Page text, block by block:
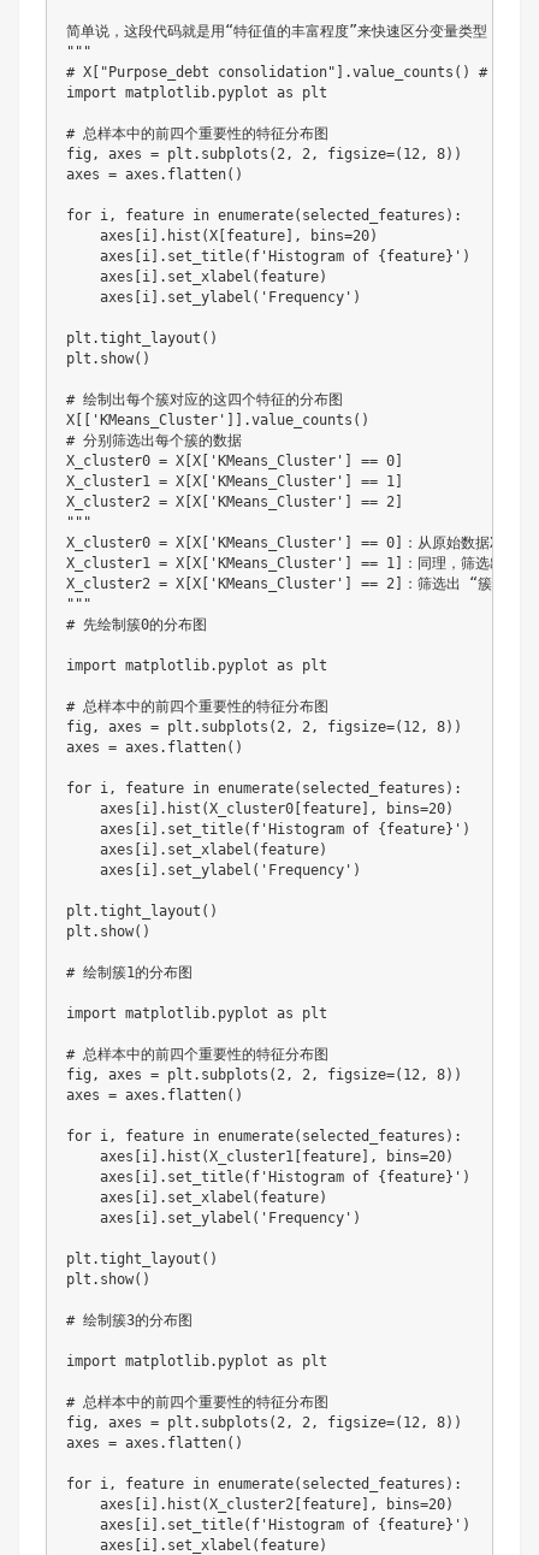
简单说，这段代码就是用“特征值的丰富程度”来快速区分变量类型，帮
"""
# X["Purpose_debt consolidation"].value_counts() # 统计每个
import matplotlib.pyplot as plt
# 总样本中的前四个重要性的特征分布图
fig, axes = plt.subplots(2, 2, figsize=(12, 8))
axes = axes.flatten()
for i, feature in enumerate(selected_features):
    axes[i].hist(X[feature], bins=20)
    axes[i].set_title(f'Histogram of {feature}')
    axes[i].set_xlabel(feature)
    axes[i].set_ylabel('Frequency')
plt.tight_layout()
plt.show()
# 绘制出每个簇对应的这四个特征的分布图
X[['KMeans_Cluster']].value_counts()
# 分别筛选出每个簇的数据
X_cluster0 = X[X['KMeans_Cluster'] == 0]
X_cluster1 = X[X['KMeans_Cluster'] == 1]
X_cluster2 = X[X['KMeans_Cluster'] == 2]
"""
X_cluster0 = X[X['KMeans_Cluster'] == 0]：从原始数据X中，筛
X_cluster1 = X[X['KMeans_Cluster'] == 1]：同理，筛选出 “簇
X_cluster2 = X[X['KMeans_Cluster'] == 2]：筛选出 “簇标签为
"""
# 先绘制簇0的分布图
import matplotlib.pyplot as plt
# 总样本中的前四个重要性的特征分布图
fig, axes = plt.subplots(2, 2, figsize=(12, 8))
axes = axes.flatten()
for i, feature in enumerate(selected_features):
    axes[i].hist(X_cluster0[feature], bins=20)
    axes[i].set_title(f'Histogram of {feature}')
    axes[i].set_xlabel(feature)
    axes[i].set_ylabel('Frequency')
plt.tight_layout()
plt.show()
# 绘制簇1的分布图
import matplotlib.pyplot as plt
# 总样本中的前四个重要性的特征分布图
fig, axes = plt.subplots(2, 2, figsize=(12, 8))
axes = axes.flatten()
for i, feature in enumerate(selected_features):
    axes[i].hist(X_cluster1[feature], bins=20)
    axes[i].set_title(f'Histogram of {feature}')
    axes[i].set_xlabel(feature)
    axes[i].set_ylabel('Frequency')
plt.tight_layout()
plt.show()
# 绘制簇3的分布图
import matplotlib.pyplot as plt
# 总样本中的前四个重要性的特征分布图
fig, axes = plt.subplots(2, 2, figsize=(12, 8))
axes = axes.flatten()
for i, feature in enumerate(selected_features):
    axes[i].hist(X_cluster2[feature], bins=20)
    axes[i].set_title(f'Histogram of {feature}')
    axes[i].set_xlabel(feature)